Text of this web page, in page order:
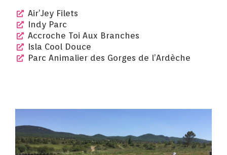
Air’Jey Filets
Indy Parc
Accroche Toi Aux Branches
Isla Cool Douce
Parc Animalier des Gorges de l’Ardèche